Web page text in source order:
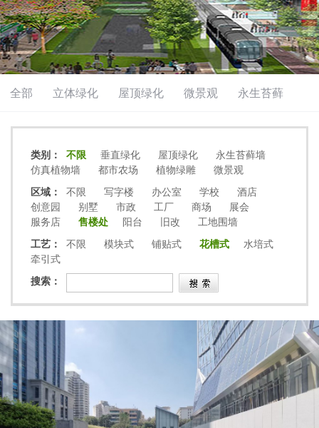
全部 立体绿化 屋顶绿化 微景观 永生苔藓
类别： 不限 垂直绿化 屋顶绿化
永生苔藓墙
仿真植物墙
都市农场 植物绿雕
微景观
区域：
不限 写字楼 办公室 学校
酒店
创意园
别墅 市政 工厂 商场
展会
服务店
售楼处 阳台 旧改
工地围墙
工艺：
不限 模块式 铺贴式 花槽式
水培式
牵引式
搜索：